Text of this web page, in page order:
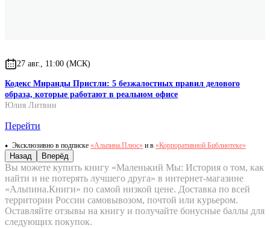
27 авг., 11:00 (МСК)
Кодекс Миранды Пристли: 5 безжалостных правил делового
образа, которые работают в реальном офисе
Юлия Литвин
Перейти
Эксклюзивно в подписке «Альпина.Плюс» и в «Корпоративной Библиотеке»
Назад Вперёд
Вы можете купить книгу «Маленький Мы: История о том, как
найти и не потерять лучшего друга» в интернет-магазине
«Альпина.Книги» по самой низкой цене. Доставка по всей
территории России самовывозом, почтой или курьером.
Оставляйте отзывы на книгу и получайте бонусные баллы для
следующих покупок.